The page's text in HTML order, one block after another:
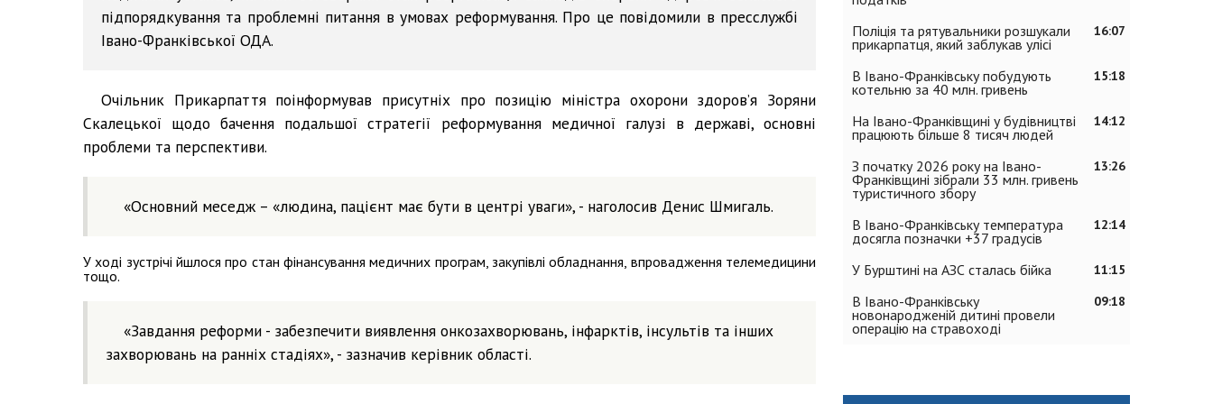
підпорядкування та проблемні питання в умовах реформування. Про це повідомили в пресслужбі
Івано-Франківської ОДА.
Очільник Прикарпаття поінформував присутніх про позицію міністра охорони здоров’я Зоряни
Скалецької щодо бачення подальшої стратегії реформування медичної галузі в державі, основні
проблеми та перспективи.
«Основний меседж – «людина, пацієнт має бути в центрі уваги», - наголосив Денис Шмигаль.
У ході зустрічі йшлося про стан фінансування медичних програм, закупівлі обладнання, впровадження телемедицини
тощо.
«Завдання реформи - забезпечити виявлення онкозахворювань, інфарктів, інсультів та інших
захворювань на ранніх стадіях», - зазначив керівник області.
16:07
Поліція та рятувальники розшукали
прикарпатця, який заблукав улісі
15:18
В Івано-Франківську побудують
котельню за 40 млн. гривень
14:12
На Івано-Франківщині у будівництві
працюють більше 8 тисяч людей
13:26
З початку 2026 року на Івано-
Франківщині зібрали 33 млн. гривень
туристичного збору
12:14
В Івано-Франківську температура
досягла позначки +37 градусів
11:15
У Бурштині на АЗС сталась бійка
09:18
В Івано-Франківську
новонародженій дитині провели
операцію на стравоході